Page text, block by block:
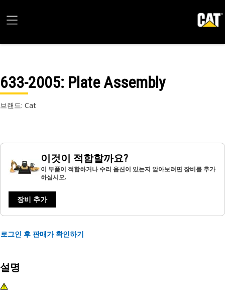
633-2005: Plate Assembly
브랜드: Cat
이것이 적합할까요?
이 부품이 적합하거나 수리 옵션이 있는지 알아보려면 장비를 추가
하십시오.
장비 추가
로그인 후 판매가 확인하기
설명